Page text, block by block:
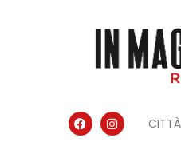
CITTÀ